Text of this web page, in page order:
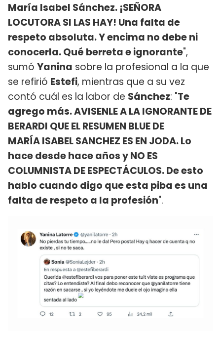
María Isabel Sánchez. ¡SEÑORA
LOCUTORA SI LAS HAY! Una falta de
respeto absoluta. Y encima no debe ni
conocerla. Qué berreta e ignorante",
sumó Yanina sobre la profesional a la que
se refirió Estefi, mientras que a su vez
contó cuál es la labor de Sánchez: "Te
agrego más. AVISENLE A LA IGNORANTE DE
BERARDI QUE EL RESUMEN BLUE DE
MARÍA ISABEL SANCHEZ ES EN JODA. Lo
hace desde hace años y NO ES
COLUMNISTA DE ESPECTÁCULOS. De esto
hablo cuando digo que esta piba es una
falta de respeto a la profesión".